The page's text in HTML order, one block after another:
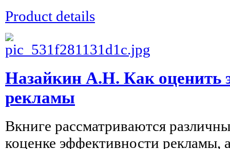
Product details
Назайкин А.Н. Как оценить
рекламы
Вкниге рассматриваются
коценке эффективности рекламы,